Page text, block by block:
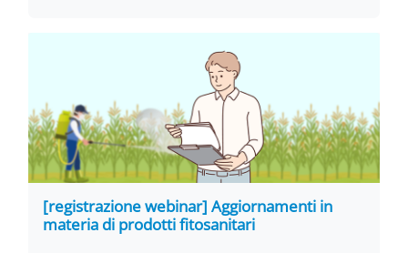
[registrazione webinar] Aggiornamenti in
materia di prodotti fitosanitari